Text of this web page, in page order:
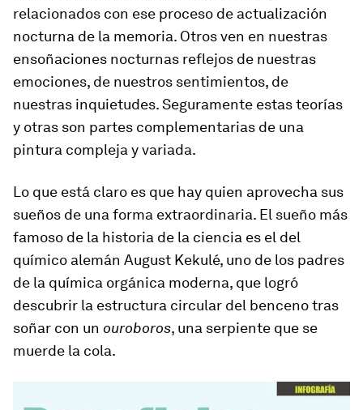
relacionados con ese proceso de actualización
nocturna de la memoria. Otros ven en nuestras
ensoñaciones nocturnas reflejos de nuestras
emociones, de nuestros sentimientos, de
nuestras inquietudes. Seguramente estas teorías
y otras son partes complementarias de una
pintura compleja y variada.
Lo que está claro es que hay quien aprovecha sus
sueños de una forma extraordinaria. El sueño más
famoso de la historia de la ciencia es el del
químico alemán August Kekulé, uno de los padres
de la química orgánica moderna, que logró
descubrir la estructura circular del benceno tras
soñar con un ouroboros, una serpiente que se
muerde la cola.